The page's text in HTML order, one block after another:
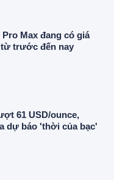
Pro Max đang có giá
trước đến nay
61 USD/ounce,
dự báo 'thời của bạc'